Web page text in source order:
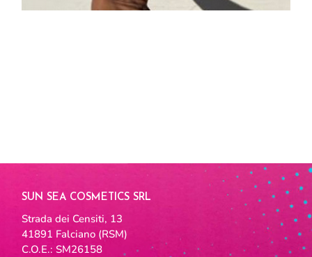
SUN SEA COSMETICS SRL
Strada dei Censiti, 13
41891 Falciano (RSM)
C.O.E.: SM26158